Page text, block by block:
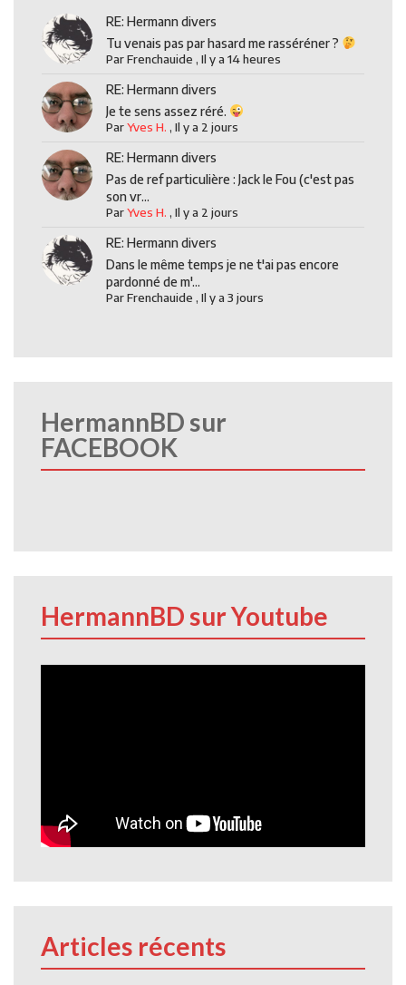
RE: Hermann divers
Tu venais pas par hasard me rasséréner ?
ParFrenchauide ,Il y a 14 heures
RE: Hermann divers
Je te sens assez réré.
ParYves H. ,Il y a 2 jours
RE: Hermann divers
Pas de ref particulière : Jack le Fou (c'est pas
son vr...
ParYves H. ,Il y a 2 jours
RE: Hermann divers
Dans le même temps je ne t'ai pas encore
pardonné de m'...
ParFrenchauide ,Il y a 3 jours
HermannBD sur
FACEBOOK
HermannBD sur Youtube
Articles récents